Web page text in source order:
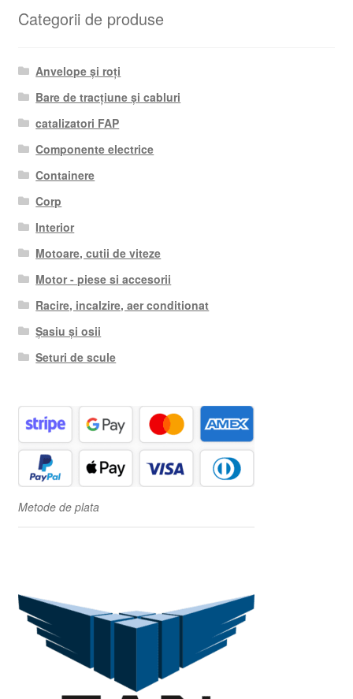
Categorii de produse
Anvelope și roți
Bare de tracțiune și cabluri
catalizatori FAP
Componente electrice
Containere
Corp
Interior
Motoare, cutii de viteze
Motor - piese si accesorii
Racire, incalzire, aer conditionat
Șasiu și osii
Seturi de scule
Metode de plata